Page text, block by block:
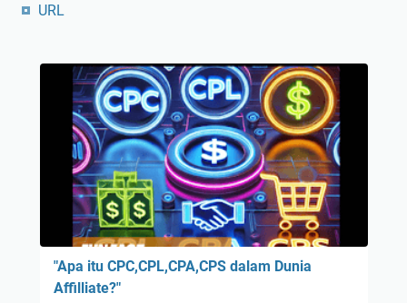
URL
"Apa itu CPC,CPL,CPA,CPS dalam Dunia
Affilliate?"